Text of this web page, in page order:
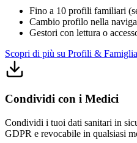
Fino a 10 profili familiari
Cambio profilo nella
Gestori con lettura o
Scopri di più su Profili & Famiglia
Condividi con i Medici
Condividi i tuoi dati sanitari in
GDPR e revocabile in qualsiasi